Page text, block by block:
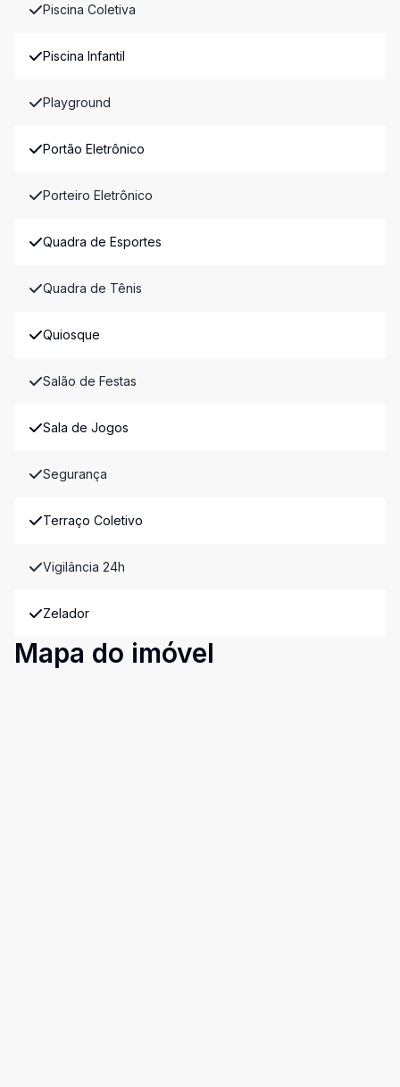
Piscina Coletiva
Piscina Infantil
Playground
Portão Eletrônico
Porteiro Eletrônico
Quadra de Esportes
Quadra de Tênis
Quiosque
Salão de Festas
Sala de Jogos
Segurança
Terraço Coletivo
Vigilância 24h
Zelador
Mapa do imóvel